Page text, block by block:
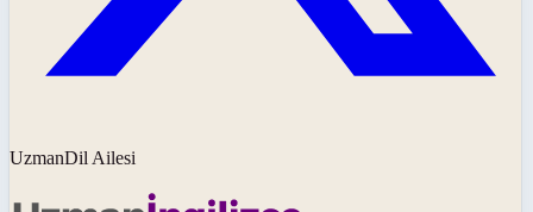
UzmanDil Ailesi